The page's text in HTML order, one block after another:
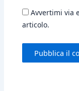
Avvertimi via
articolo.